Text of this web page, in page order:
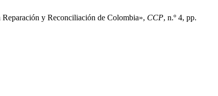
y Reconciliación de Colombia», CCP, n.º 4, pp.